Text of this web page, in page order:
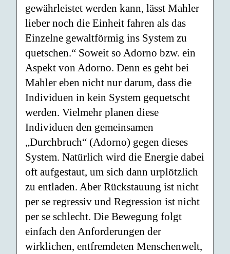
gewährleistet werden kann, lässt Mahler
lieber noch die Einheit fahren als das
Einzelne gewaltförmig ins System zu
quetschen.“ Soweit so Adorno bzw. ein
Aspekt von Adorno. Denn es geht bei
Mahler eben nicht nur darum, dass die
Individuen in kein System gequetscht
werden. Vielmehr planen diese
Individuen den gemeinsamen
„Durchbruch“ (Adorno) gegen dieses
System. Natürlich wird die Energie dabei
oft aufgestaut, um sich dann urplötzlich
zu entladen. Aber Rückstauung ist nicht
per se regressiv und Regression ist nicht
per se schlecht. Die Bewegung folgt
einfach den Anforderungen der
wirklichen, entfremdeten Menschenwelt,